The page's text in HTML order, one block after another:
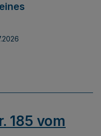
185 vom